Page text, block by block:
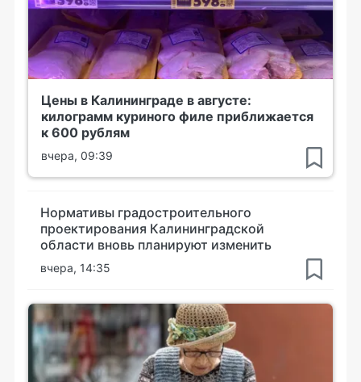
Цены в Калининграде в августе:
килограмм куриного филе приближается
к 600 рублям
вчера, 09:39
Нормативы градостроительного
проектирования Калининградской
области вновь планируют изменить
вчера, 14:35